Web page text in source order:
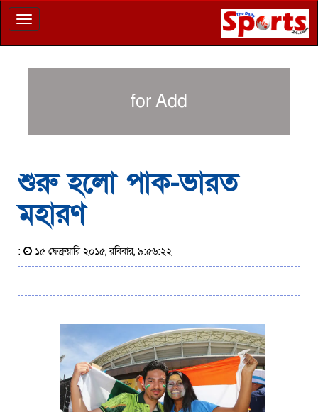
Toggle
navigation
for Add
শুরু হলো পাক-ভারত
মহারণ
: ১৫ ফেব্রুয়ারি ২০১৫, রবিবার, ৯:৫৬:২২